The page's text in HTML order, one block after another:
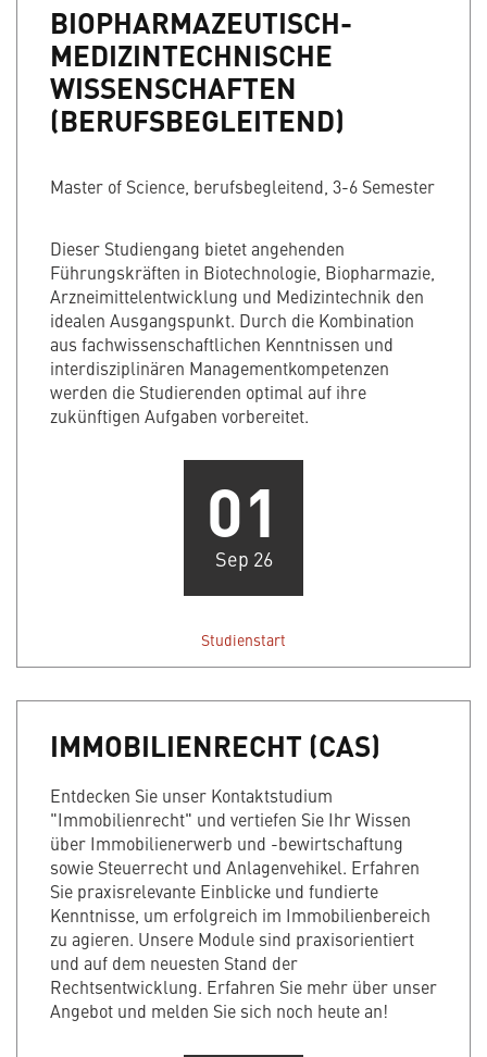
BIOPHARMAZEUTISCH-
MEDIZINTECHNISCHE
WISSENSCHAFTEN
(BERUFSBEGLEITEND)
Master of Science, berufsbegleitend, 3-6 Semester
Dieser Studiengang bietet angehenden
Führungskräften in Biotechnologie, Biopharmazie,
Arzneimittelentwicklung und Medizintechnik den
idealen Ausgangspunkt. Durch die Kombination
aus fachwissenschaftlichen Kenntnissen und
interdisziplinären Managementkompetenzen
werden die Studierenden optimal auf ihre
zukünftigen Aufgaben vorbereitet.
01
Sep 26
Studienstart
IMMOBILIENRECHT (CAS)
Entdecken Sie unser Kontaktstudium
"Immobilienrecht" und vertiefen Sie Ihr Wissen
über Immobilienerwerb und -bewirtschaftung
sowie Steuerrecht und Anlagenvehikel. Erfahren
Sie praxisrelevante Einblicke und fundierte
Kenntnisse, um erfolgreich im Immobilienbereich
zu agieren. Unsere Module sind praxisorientiert
und auf dem neuesten Stand der
Rechtsentwicklung. Erfahren Sie mehr über unser
Angebot und melden Sie sich noch heute an!